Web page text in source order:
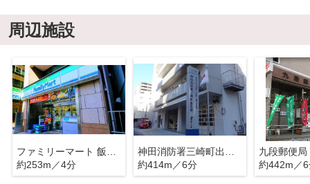
周辺施設
約253m／4分
約414m／6分
九段郵便局
約442m／